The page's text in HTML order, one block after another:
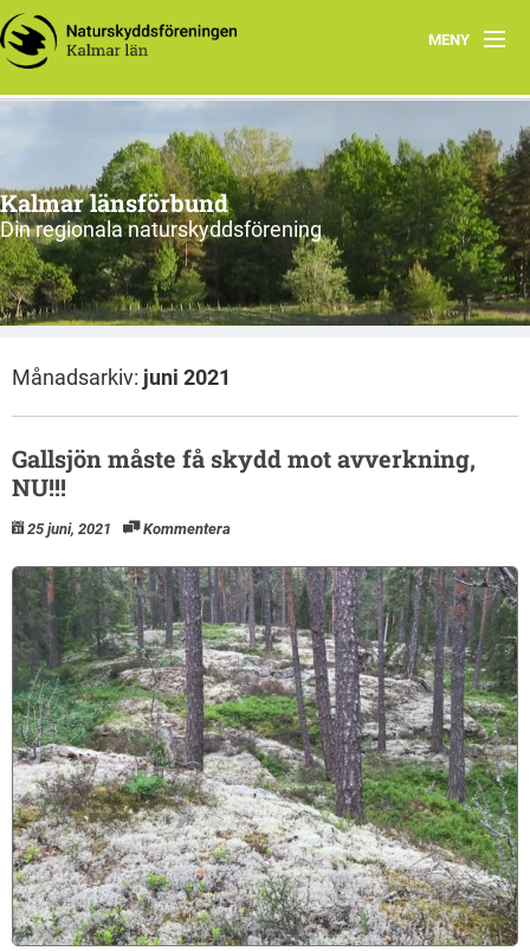
MENY
Hem
Om oss och vår förening
Styrelsen 2026
Protokoll
Natur i Kalmar län
Kalmar länsförbund
Din regionala naturskyddsförening
Månadsarkiv: juni 2021
Gallsjön måste få skydd mot avverkning,
NU!!!
25 juni, 2021 Kommentera